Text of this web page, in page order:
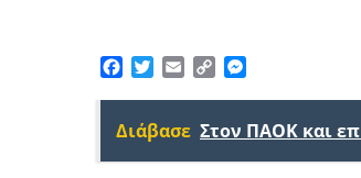
Facebook
TwitterEmailCopy
Διάβασε Στον ΠΑΟΚ και